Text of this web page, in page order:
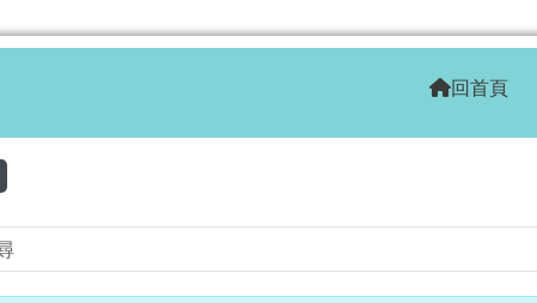
全球資訊網 回首頁